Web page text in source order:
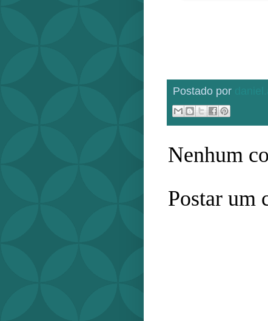
Postado por
Nenhum
Postar um